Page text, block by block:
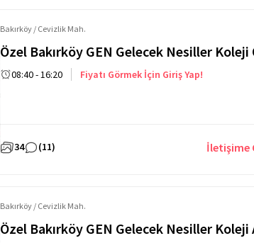
Bakırköy / Cevizlik Mah.
Özel Bakırköy GEN Gelecek Nesiller
08:40 - 16:20 Fiyatı Görmek İçin Giriş Yap!
34 (11) İletişime
Bakırköy / Cevizlik Mah.
Özel Bakırköy GEN Gelecek Nesiller